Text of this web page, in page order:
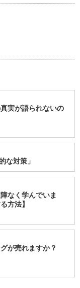
実が語られないの
な対策」
なく学んでいま
方法】
が売れますか？